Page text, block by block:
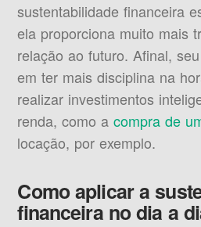
sustentabilidade financeira
ela proporciona muito mais
relação ao futuro. Afinal,
em ter mais disciplina na
realizar investimentos
renda, como acompra de
locação, por exemplo.
Como aplicar a
financeira no dia a